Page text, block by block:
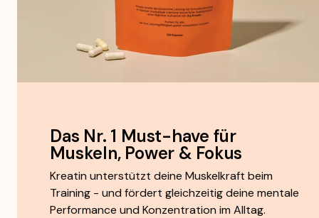
Das Nr. 1 Must-have für
Muskeln, Power & Fokus
Kreatin unterstützt deine Muskelkraft beim
Training - und fördert gleichzeitig deine mentale
Performance und Konzentration im Alltag.